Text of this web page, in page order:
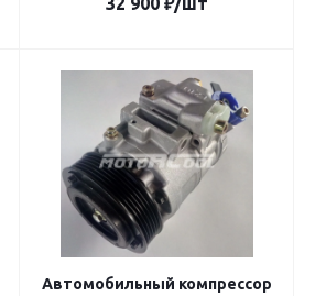
Автомобильный компрессор